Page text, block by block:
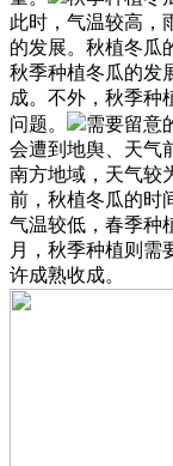
此时，气温较高，
的发展。秋植冬瓜
秋季种植冬瓜的发
成。不外，秋季种
问题。
需要留意
会遭到地舆、天气
南方地域，天气较
前，秋植冬瓜的时
气温较低，春季种
月，秋季种植则需
许成熟收成。